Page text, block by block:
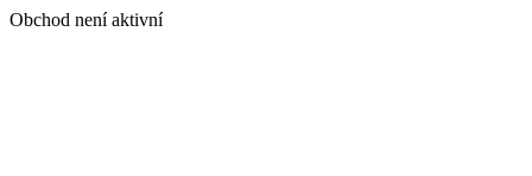
Obchod není aktivní